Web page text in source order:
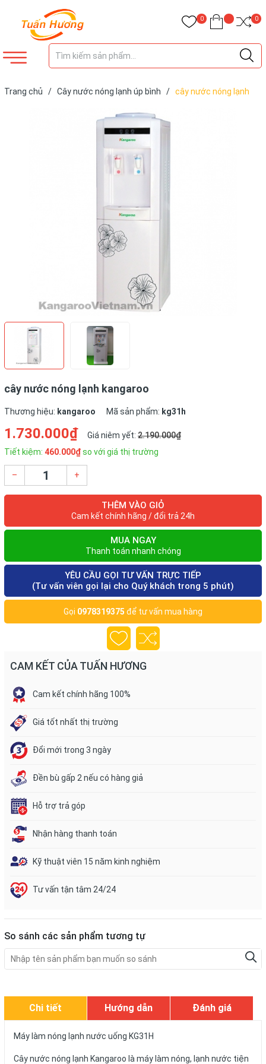
0 0
Trang chủ / Cây nước nóng lạnh úp bình / cây nước nóng lạnh
cây nước nóng lạnh kangaroo
Thương hiệu: kangaroo Mã sản phẩm: kg31h
1.730.000₫ Giá niêm yết: 2.190.000₫
Tiết kiệm: 460.000₫so với giá thị trường
– +
THÊM VÀO GIỎ
Cam kết chính hãng / đổi trả 24h
MUA NGAY
Thanh toán nhanh chóng
YÊU CẦU GỌI TƯ VẤN TRỰC TIẾP
(Tư vấn viên gọi lại cho Quý khách trong 5 phút)
Gọi 0978319375 để tư vấn mua hàng
CAM KẾT CỦA TUẤN HƯƠNG
Cam kết chính hãng 100%
Giá tốt nhất thị trường
Đổi mới trong 3 ngày
Đền bù gấp 2 nếu có hàng giả
Hỗ trợ trả góp
Nhận hàng thanh toán
Kỹ thuật viên 15 năm kinh nghiệm
Tư vấn tận tâm 24/24
So sánh các sản phẩm tương tự
Chi tiết Hướng dẫn Đánh giá
Máy làm nóng lạnh nước uống KG31H
Cây nước nóng lạnh Kangaroo là máy làm nóng, lạnh nước tiện